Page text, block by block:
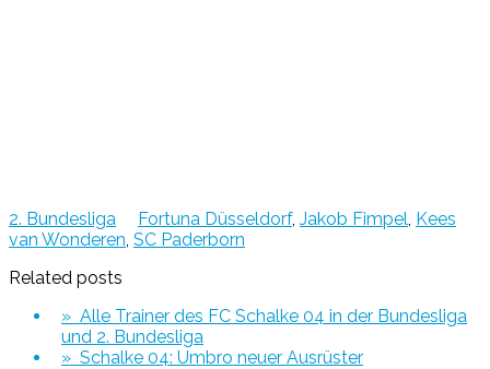
2. Bundesliga Fortuna Düsseldorf, Jakob Fimpel, Kees
van Wonderen, SC Paderborn
Related posts
» Alle Trainer des FC Schalke 04 in der Bundesliga
und 2. Bundesliga
» Schalke 04: Umbro neuer Ausrüster